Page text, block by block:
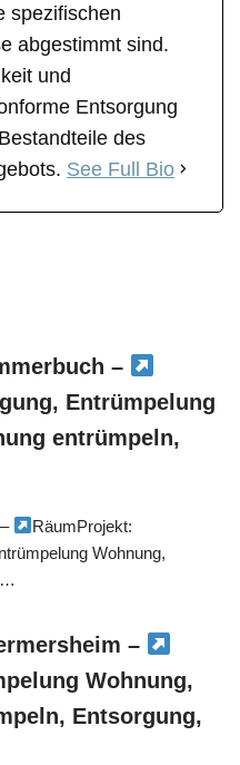
spezifischen
abgestimmt sind.
und
Entsorgung
des
See Full Bio
–
Entrümpelung
entrümpeln,
RäumProjekt:
Wohnung,
–
Wohnung,
Entsorgung,